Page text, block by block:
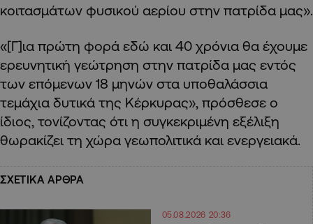
κοιτασμάτων φυσικού αερίου στην πατρίδα μας».
«[Γ]ια πρώτη φορά εδώ και 40 χρόνια θα έχουμε
ερευνητική γεώτρηση στην πατρίδα μας εντός
των επόμενων 18 μηνών στα υποθαλάσσια
τεμάχια δυτικά της Κέρκυρας», πρόσθεσε ο
ίδιος, τονίζοντας ότι η συγκεκριμένη εξέλιξη
θωρακίζει τη χώρα γεωπολιτικά και ενεργειακά.
ΣΧΕΤΙΚΑ ΑΡΘΡΑ
05.08.2026 20:36